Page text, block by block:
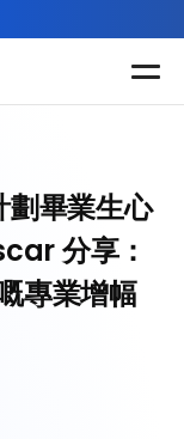
畢業生心
分享：
專業增幅
所有課程
多種專項技能提
升課程
助你全面掌握AI
程